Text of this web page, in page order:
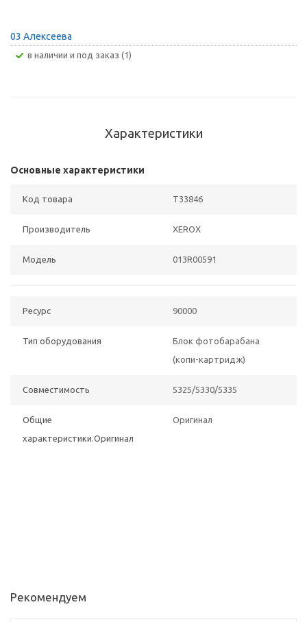
03 Алексеева
В наличии и под заказ (1)
Характеристики
Основные характеристики
Код товара T33846
Производитель XEROX
Модель 013R00591
Ресурс 90000
Тип оборудования
Блок фотобарабана
(копи-картридж)
Совместимость 5325/5330/5335
Общие
характеристики.Оригинал
Оригинал
Рекомендуем